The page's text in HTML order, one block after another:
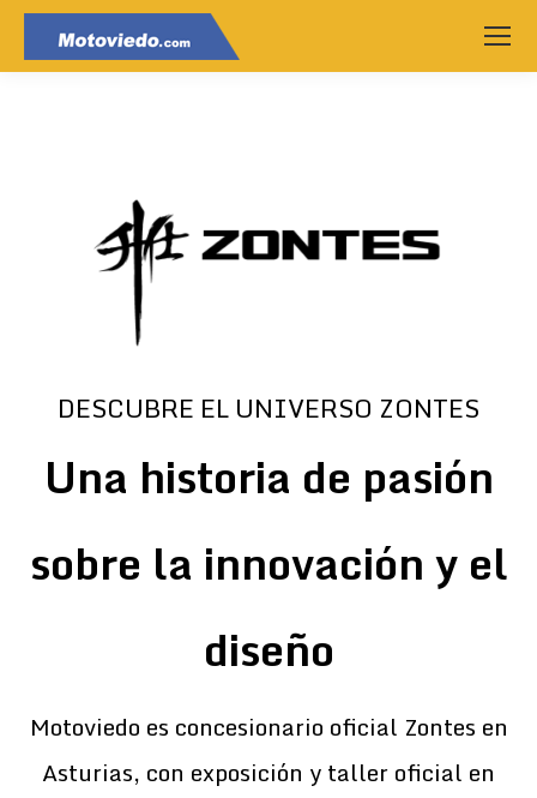
DESCUBRE EL UNIVERSO ZONTES
Una historia de pasión
sobre la innovación y el
diseño
Motoviedo es concesionario oficial Zontes en
Asturias, con exposición y taller oficial en